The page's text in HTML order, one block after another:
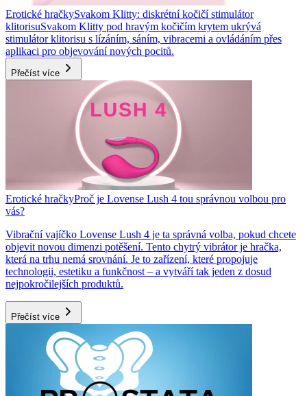
Erotické hračkySvakom Klitty: diskrétní kočičí stimulátor
klitorisuSvakom Klitty pod hravým kočičím krytem ukrývá
stimulátor klitorisu s lízáním, sáním, vibracemi a ovládáním přes
aplikaci pro objevování nových pocitů.
Přečíst více
Erotické hračkyProč je Lovense Lush 4 tou správnou volbou pro
vás?
Vibrační vajíčko Lovense Lush 4 je ta správná volba, pokud chcete
objevit novou dimenzi potěšení. Tento chytrý vibrátor je hračka,
která na trhu nemá srovnání. Je to zařízení, které propojuje
technologii, estetiku a funkčnost – a vytváří tak jeden z dosud
nejpokročilejších produktů.
Přečíst více